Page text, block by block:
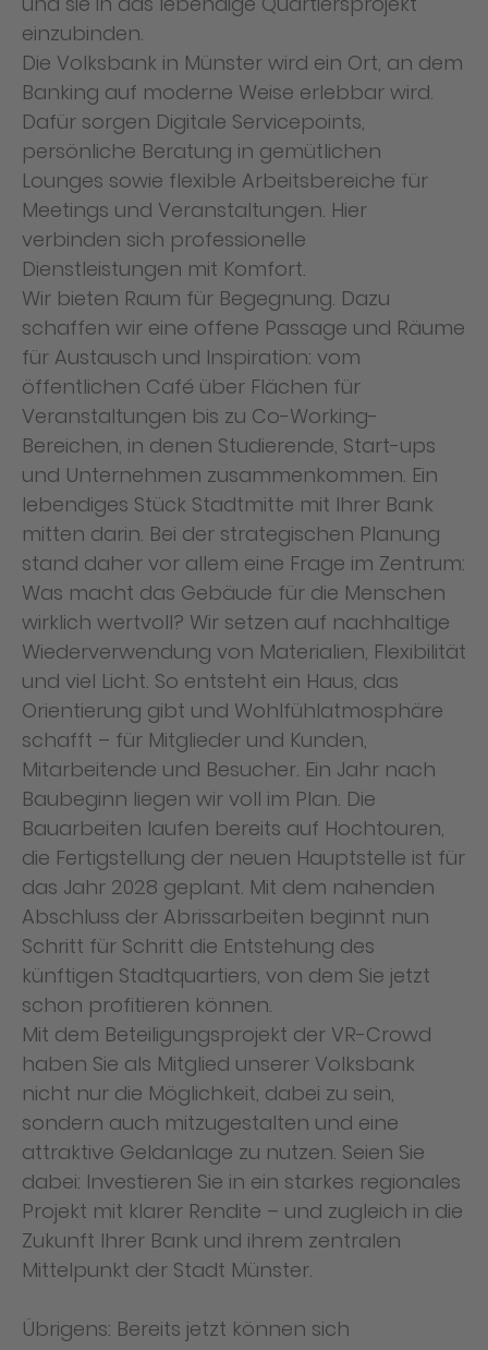
einzubinden.
Die Volksbank in Münster wird ein Ort, an dem
Banking auf moderne Weise erlebbar wird.
Dafür sorgen Digitale Servicepoints,
persönliche Beratung in gemütlichen
Lounges sowie flexible Arbeitsbereiche für
Meetings und Veranstaltungen. Hier
verbinden sich professionelle
Dienstleistungen mit Komfort.
Wir bieten Raum für Begegnung. Dazu
schaffen wir eine offene Passage und Räume
für Austausch und Inspiration: vom
öffentlichen Café über Flächen für
Veranstaltungen bis zu Co-Working-
Bereichen, in denen Studierende, Start-ups
und Unternehmen zusammenkommen. Ein
lebendiges Stück Stadtmitte mit Ihrer Bank
mitten darin. Bei der strategischen Planung
stand daher vor allem eine Frage im Zentrum:
Was macht das Gebäude für die Menschen
wirklich wertvoll? Wir setzen auf nachhaltige
Wiederverwendung von Materialien, Flexibilität
und viel Licht. So entsteht ein Haus, das
Orientierung gibt und Wohlfühlatmosphäre
schafft – für Mitglieder und Kunden,
Mitarbeitende und Besucher. Ein Jahr nach
Baubeginn liegen wir voll im Plan. Die
Bauarbeiten laufen bereits auf Hochtouren,
die Fertigstellung der neuen Hauptstelle ist für
das Jahr 2028 geplant. Mit dem nahenden
Abschluss der Abrissarbeiten beginnt nun
Schritt für Schritt die Entstehung des
künftigen Stadtquartiers, von dem Sie jetzt
schon profitieren können.
Mit dem Beteiligungsprojekt der VR-Crowd
haben Sie als Mitglied unserer Volksbank
nicht nur die Möglichkeit, dabei zu sein,
sondern auch mitzugestalten und eine
attraktive Geldanlage zu nutzen. Seien Sie
dabei: Investieren Sie in ein starkes regionales
Projekt mit klarer Rendite – und zugleich in die
Zukunft Ihrer Bank und ihrem zentralen
Mittelpunkt der Stadt Münster.
Übrigens: Bereits jetzt können sich